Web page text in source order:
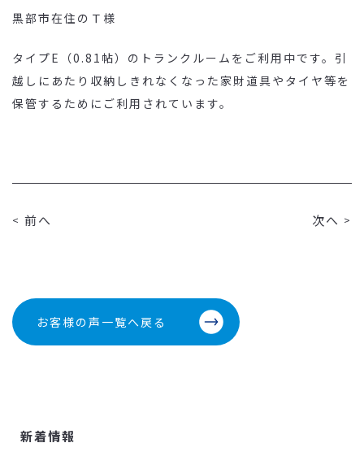
黒部市在住のＴ様
タイプE（0.81帖）のトランクルームをご利用中です。引
越しにあたり収納しきれなくなった家財道具やタイヤ等を
保管するためにご利用されています。
< 前へ 次へ >
お客様の声 一覧へ戻る
新着情報